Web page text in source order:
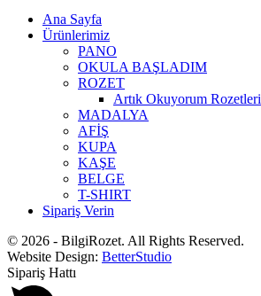
Ana Sayfa
Ürünlerimiz
PANO
OKULA BAŞLADIM
ROZET
Artık Okuyorum Rozetleri
MADALYA
AFİŞ
KUPA
KAŞE
BELGE
T-SHIRT
Sipariş Verin
© 2026 - BilgiRozet. All Rights Reserved.
Website Design: BetterStudio
Sipariş Hattı